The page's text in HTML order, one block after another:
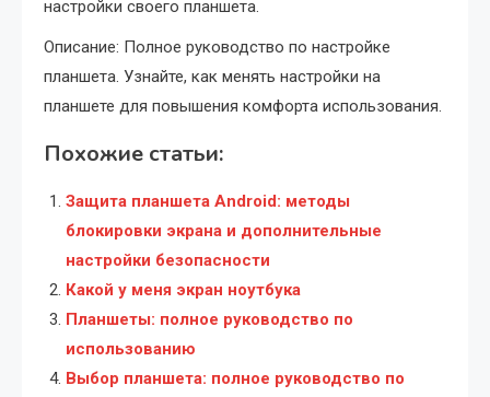
настройки своего планшета.
Описание: Полное руководство по настройке
планшета. Узнайте, как менять настройки на
планшете для повышения комфорта использования.
Похожие статьи:
Защита планшета Android: методы
блокировки экрана и дополнительные
настройки безопасности
Какой у меня экран ноутбука
Планшеты: полное руководство по
использованию
Выбор планшета: полное руководство по